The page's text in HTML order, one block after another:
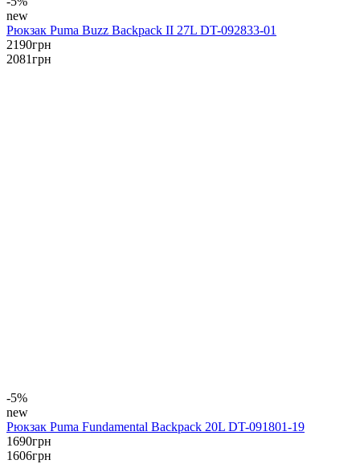
new
Рюкзак Puma Buzz Backpack II 27L DT-092833-01
2190грн
2081грн
-5%
new
Рюкзак Puma Fundamental Backpack 20L DT-091801-19
1690грн
1606грн